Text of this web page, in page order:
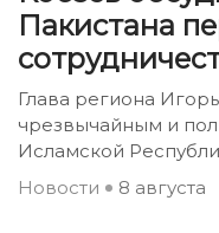
Пакистана
Глава региона
чрезвычайным и
Исламской
Новости
8 августа